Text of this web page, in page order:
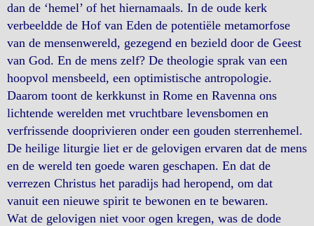
dan de ‘hemel’ of het hiernamaals. In de oude kerk
verbeeldde de Hof van Eden de potentiële metamorfose
van de mensenwereld, gezegend en bezield door de Geest
van God. En de mens zelf? De theologie sprak van een
hoopvol mensbeeld, een optimistische antropologie.
Daarom toont de kerkkunst in Rome en Ravenna ons
lichtende werelden met vruchtbare levensbomen en
verfrissende dooprivieren onder een gouden sterrenhemel.
De heilige liturgie liet er de gelovigen ervaren dat de mens
en de wereld ten goede waren geschapen. En dat de
verrezen Christus het paradijs had heropend, om dat
vanuit een nieuwe spirit te bewonen en te bewaren.
Wat de gelovigen niet voor ogen kregen, was de dode